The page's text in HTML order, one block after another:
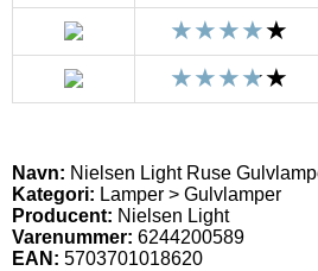
Navn: Nielsen Light Ruse
Kategori: Lamper > Gulvlamper
Producent: Nielsen Light
Varenummer: 6244200589
EAN: 5703701018620